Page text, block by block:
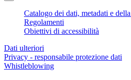
Catalogo dei dati, metadati e
Regolamenti
Obiettivi di accessibilità
Dati ulteriori
Privacy - responsabile protezione dati
Whistleblowing